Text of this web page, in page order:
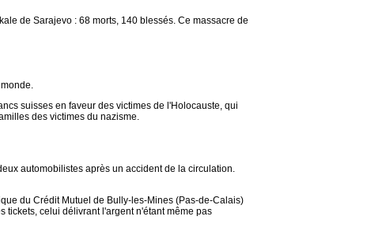
de Sarajevo : 68 morts, 140 blessés. Ce massacre de
suisses en faveur des victimes de l'Holocauste, qui
des victimes du nazisme.
automobilistes après un accident de la circulation.
du Crédit Mutuel de Bully-les-Mines (Pas-de-Calais)
tickets, celui délivrant l'argent n'étant même pas